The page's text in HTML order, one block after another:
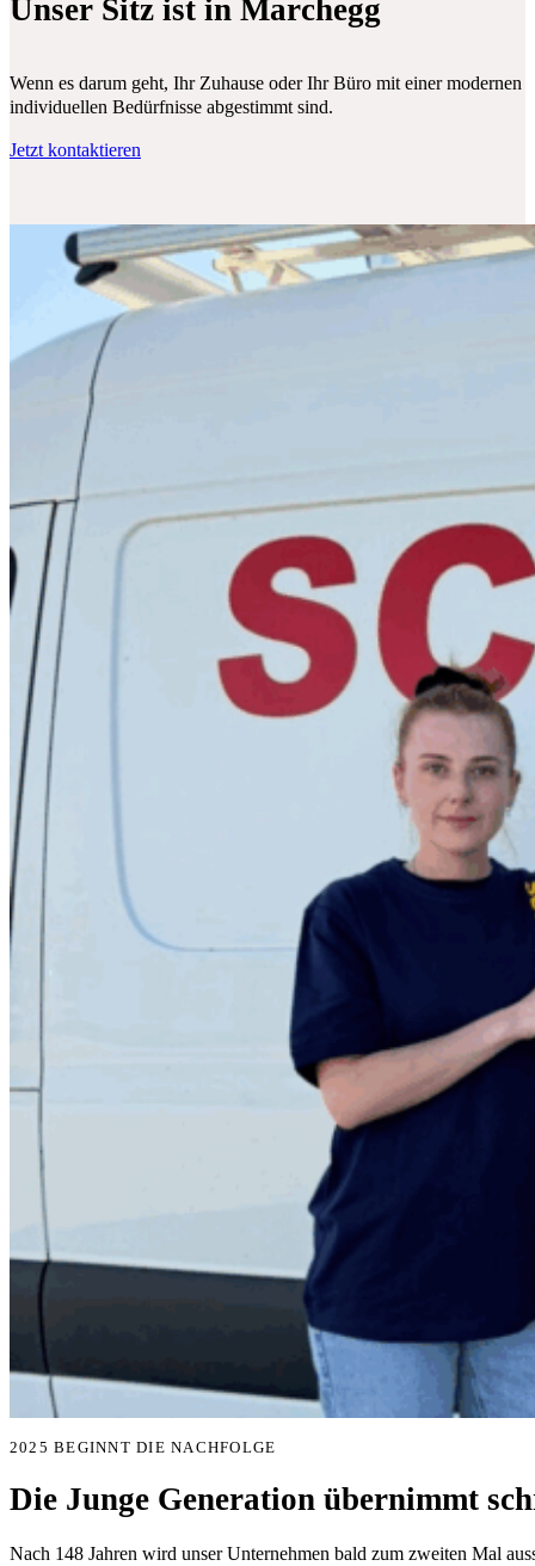
Unser Sitz ist in Marchegg
Wenn es darum geht, Ihr Zuhause oder Ihr Büro mit einer
individuellen Bedürfnisse abgestimmt sind.
Jetzt kontaktieren
2025 BEGINNT DIE NACHFOLGE
Die Junge Generation übernimmt
Nach 148 Jahren wird unser Unternehmen bald zum zweiten Mal